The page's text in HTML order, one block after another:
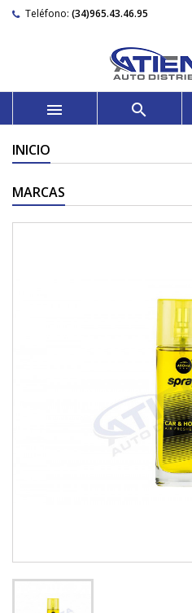
Teléfono: (34)965.43.46.95
 
INICIO
MARCAS